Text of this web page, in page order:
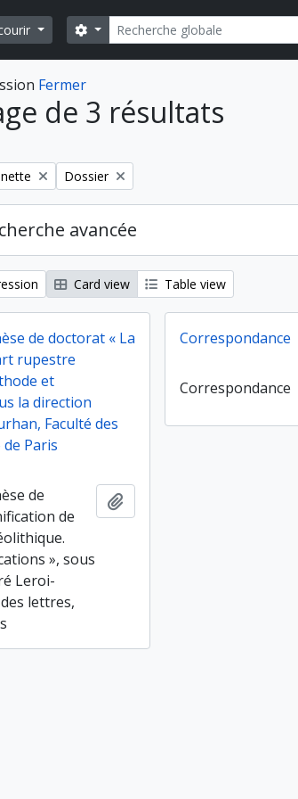
Rechercher
Search options
Fermer
de 3 résultats
Remove filter:
Dossier
avancée
Card view Table view
de doctorat « La
rupestre
et
la direction
Faculté des
Paris
de
de
», sous
Leroi-
lettres,
Correspondance
Correspondance